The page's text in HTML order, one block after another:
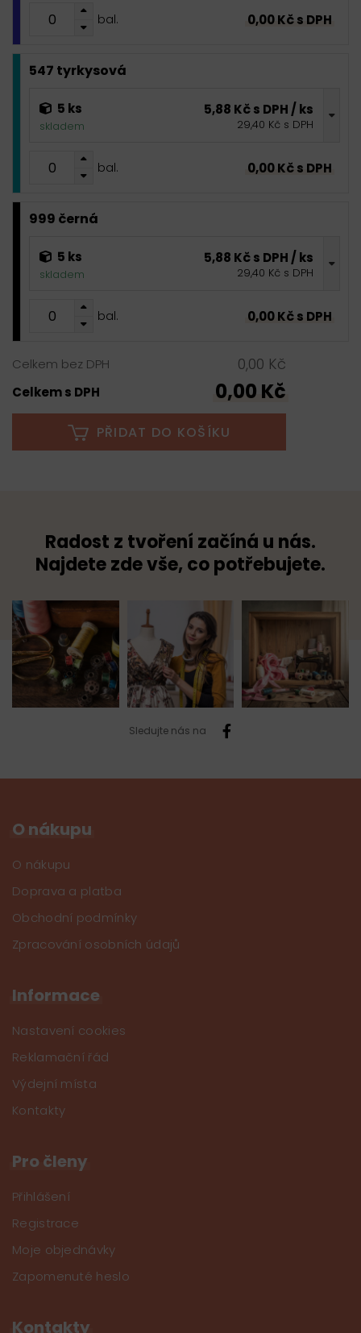
bal. 0,00 Kč s DPH
547 tyrkysová
5 ks
skladem
5,88 Kč s DPH / ks
29,40 Kč s DPH
bal. 0,00 Kč s DPH
999 černá
5 ks
skladem
5,88 Kč s DPH / ks
29,40 Kč s DPH
bal. 0,00 Kč s DPH
Celkem bez DPH 0,00 Kč
Celkem s DPH 0,00 Kč
PŘIDAT DO KOŠÍKU
Radost z tvoření začíná u nás.
Najdete zde vše, co potřebujete.
Sledujte nás na
O nákupu
O nákupu
Doprava a platba
Obchodní podmínky
Zpracování osobních údajů
Informace
Nastavení cookies
Reklamační řád
Výdejní místa
Kontakty
Pro členy
Přihlášení
Registrace
Moje objednávky
Zapomenuté heslo
Kontakty